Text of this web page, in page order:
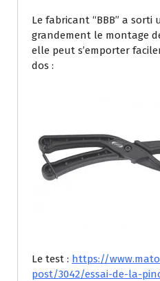
Le fabricant “BBB” a
grandement le montage
elle peut s’emporter
dos :
Le test : https://
post/3042/essai-de-la-